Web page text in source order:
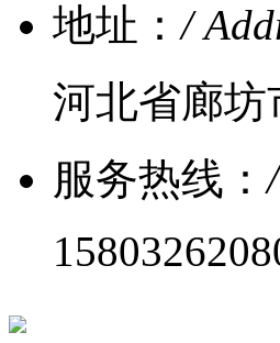
地址：/
河北省廊
服务热线：